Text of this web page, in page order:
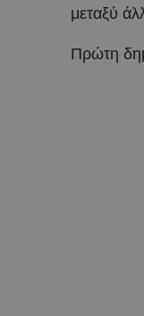
μεταξύ
Πρώτη